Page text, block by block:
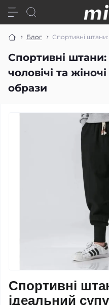
Блог Спортивні штани:
Спортивні
чоловічі та
образи
Спортивні
ідеальний